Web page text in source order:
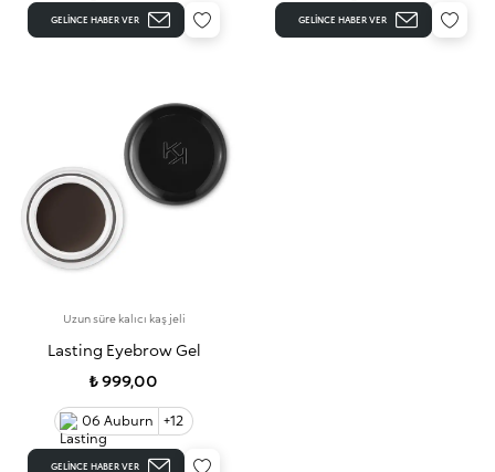
GELINCE HABER VER GELINCE HABER VER
Uzun süre kalıcı kaş jeli
Lasting Eyebrow Gel
₺ 999,00
06 Auburn +12
GELINCE HABER VER